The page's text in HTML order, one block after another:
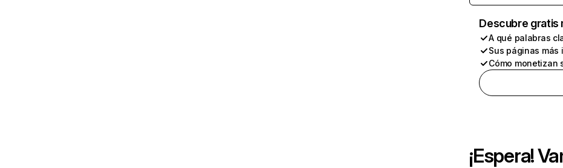
Descubre gratis
A qué palabras
Sus páginas más
Cómo monetizan
¡Espera!